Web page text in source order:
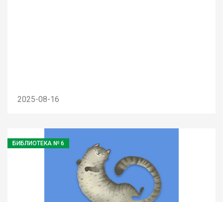
2025-08-16
БИБЛИОТЕКА № 6